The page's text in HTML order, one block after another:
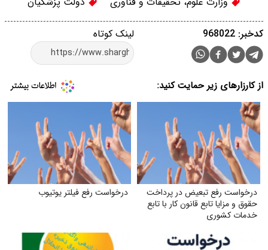
لینک کوتاه کدخبر: 968022
از کارزارهای زیر حمایت کنید:
درخواست رفع تبعیض در پرداخت
حقوق و مزایا تابع قانون کار با تابع
خدمات کشوری
درخواست رفع فیلتر یوتیوب